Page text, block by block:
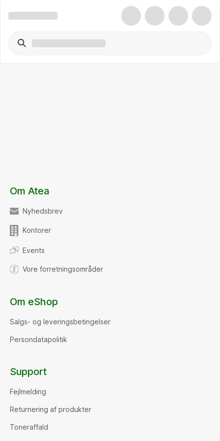
Om Atea
Nyhedsbrev
Kontorer
Events
Vore forretningsområder
Om eShop
Salgs- og leveringsbetingelser
Persondatapolitik
Support
Fejlmelding
Returnering af produkter
Toneraffald